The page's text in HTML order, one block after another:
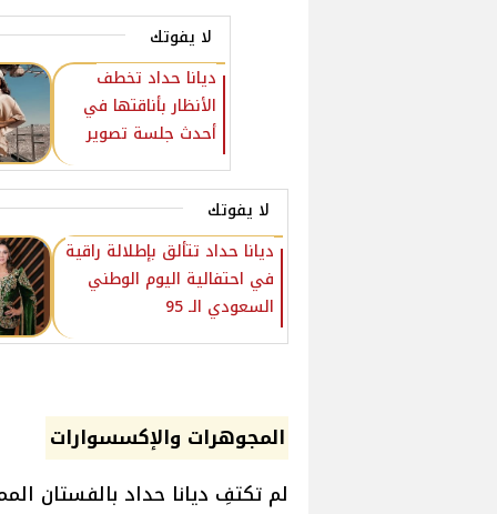
لا يفوتك
ديانا حداد تخطف
الأنظار بأناقتها في
أحدث جلسة تصوير
لا يفوتك
ديانا حداد تتألق بإطلالة راقية
في احتفالية اليوم الوطني
السعودي الـ 95
المجوهرات والإكسسوارات
لم تكتفِ ديانا حداد بالفستان